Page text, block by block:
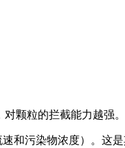
颗粒的拦截能力越强。
和污染物浓度）。这是